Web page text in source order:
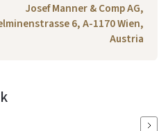
Josef Manner & Comp AG,
6, A-1170 Wien,
Austria
Next